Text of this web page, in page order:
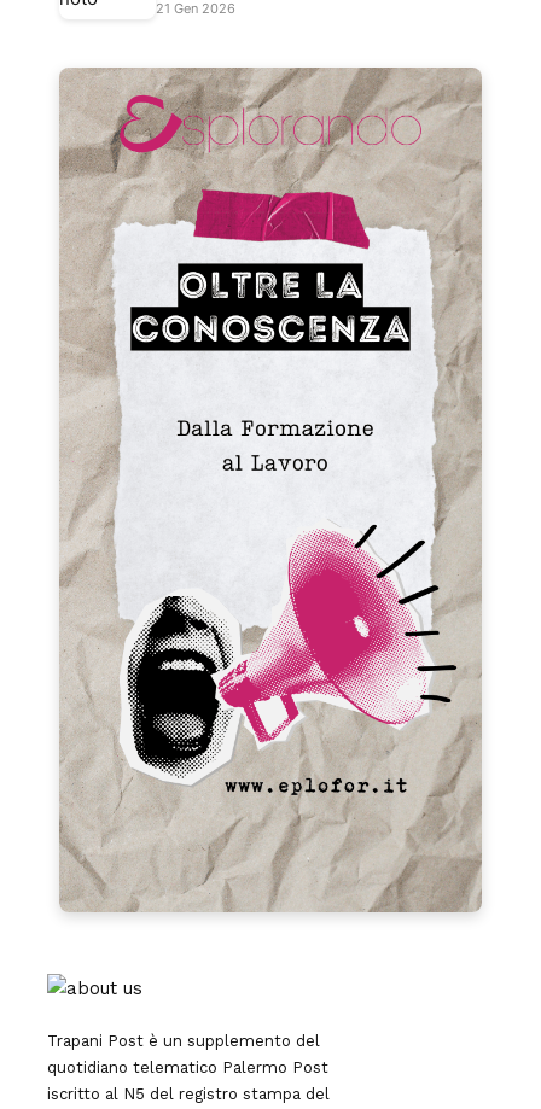
21 Gen 2026
Trapani Post è un supplemento del
quotidiano telematico Palermo Post
iscritto al N5 del registro stampa del